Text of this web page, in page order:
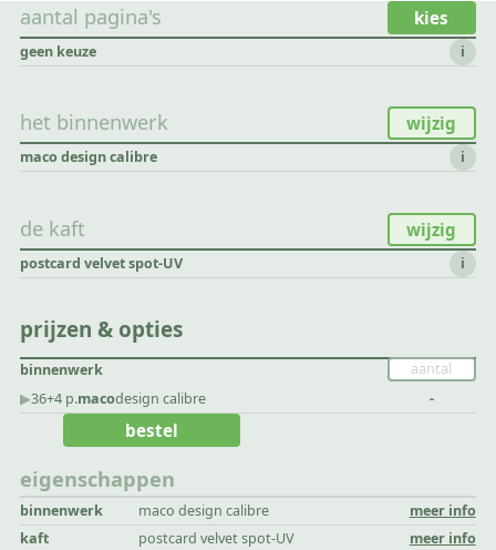
aantal pagina's kies
geen keuze i
het binnenwerk wijzig
maco design calibre i
de kaft wijzig
postcard velvet spot-UV i
prijzen & opties
binnenwerk
▶︎36+4 p.macodesign calibre -
eigenschappen
binnenwerk maco design calibre
meer info
kaft
postcard velvet spot-UV
meer info
bestel